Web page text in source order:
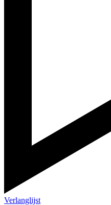
Verlanglijst